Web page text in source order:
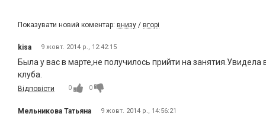
Показувати новий коментар: внизу / вгорі
kisa 9 жовт. 2014 р., 12:42:15
Была у вас в марте,не получилось прийти на
клуба.
Відповісти 0 0
Мельникова Татьяна 9 жовт. 2014 р., 14:56:21